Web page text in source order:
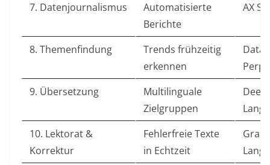
7. Datenjournalismus
Automatisierte
Berichte
AX
8. Themenfindung
Trends frühzeitig
erkennen
9. Übersetzung
Multilinguale
Zielgruppen
10. Lektorat &
Korrektur
Fehlerfreie Texte
in Echtzeit